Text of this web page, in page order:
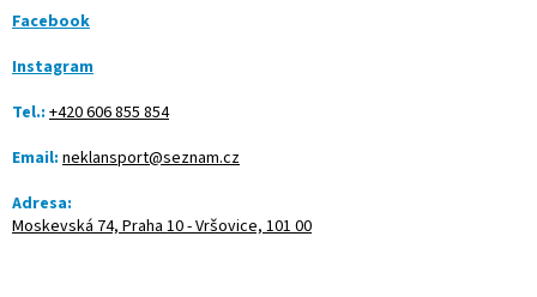
Facebook
Instagram
Tel.: +420 606 855 854
Email: neklansport@seznam.cz
Adresa:
Moskevská 74, Praha 10 - Vršovice, 101 00